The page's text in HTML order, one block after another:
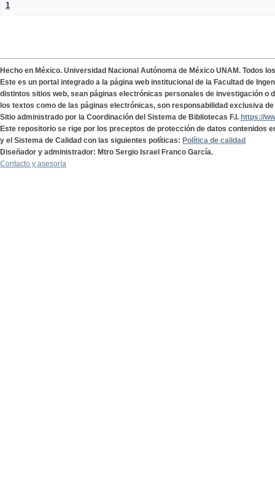
1
Hecho en México. Universidad Nacional Autónoma de México UNAM. Todos
Este es un portal integrado a la página web institucional de la Facultad de
distintos sitios web, sean páginas electrónicas personales de investigación o
los textos como de las páginas electrónicas, son responsabilidad exclusiva
Sitio administrado por la Coordinación del Sistema de Bibliotecas F.I. https://
Este repositorio se rige por los preceptos de protección de datos contenidos
y el Sistema de Calidad con las siguientes políticas: Política de calidad
Diseñador y administrador: Mtro Sergio Israel Franco García.
Contacto y asesoría